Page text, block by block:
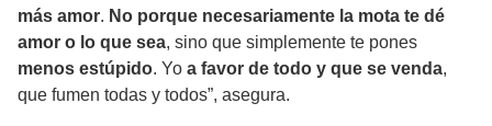
más amor. No porque necesariamente la mota te dé
amor o lo que sea, sino que simplemente te pones
menos estúpido. Yo a favor de todo y que se venda,
que fumen todas y todos”, asegura.